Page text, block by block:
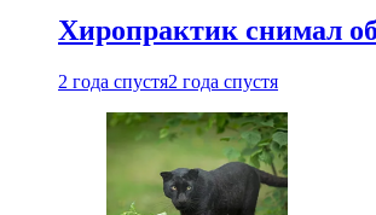
Хиропрактик снимал
2 года спустя2 года спустя